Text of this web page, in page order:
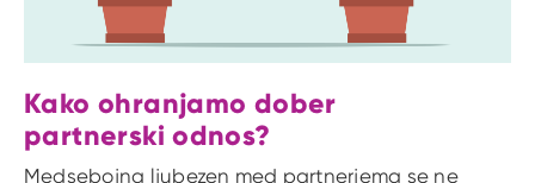
Kako ohranjamo dober
partnerski odnos?
Medsebojna ljubezen med partnerjema se ne